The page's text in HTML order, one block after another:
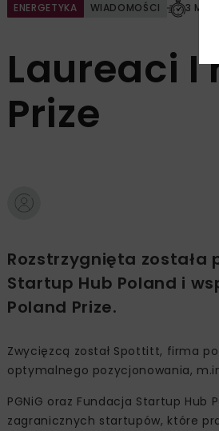
ENERGETYKA WIADOMOŚCI 3
Laureaci I
Prize
Rozstrzygnięta
Startup Hub Poland i
Poland Prize.
Zwycięzcą został Spottitt, firma
optymalnego pozycjonowania,
PGNiG oraz Fundacja Startup
zagranicznych startupów, które